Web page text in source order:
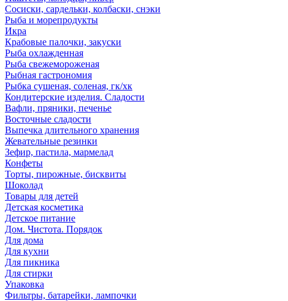
Сосиски, сардельки, колбаски, снэки
Рыба и морепродукты
Икра
Крабовые палочки, закуски
Рыба охлажденная
Рыба свежемороженая
Рыбная гастрономия
Рыбка сушеная, соленая, гк/хк
Кондитерские изделия. Сладости
Вафли, пряники, печенье
Восточные сладости
Выпечка длительного хранения
Жевательные резинки
Зефир, пастила, мармелад
Конфеты
Торты, пирожные, бисквиты
Шоколад
Товары для детей
Детская косметика
Детское питание
Дом. Чистота. Порядок
Для дома
Для кухни
Для пикника
Для стирки
Упаковка
Фильтры, батарейки, лампочки